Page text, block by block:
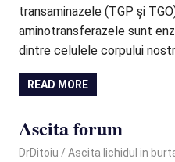
transaminazele (TGP și
aminotransferazele sunt
dintre celulele corpului
READ MORE
Ascita forum
June 20, 2024
DrDitoiu Ascita lichidul in